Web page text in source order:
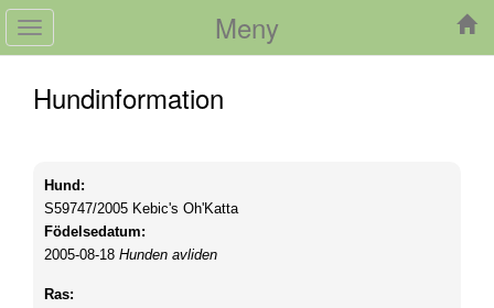
Meny
Toggle
navigation
Hundinformation
Hund:
S59747/2005 Kebic's Oh'Katta
Födelsedatum:
2005-08-18 Hunden avliden
Ras: